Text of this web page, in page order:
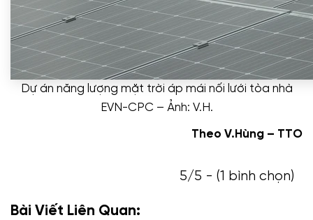
Dự án năng lượng mặt trời áp mái nối lưới tòa nhà
EVN-CPC – Ảnh: V.H.
Theo V.Hùng – TTO
5/5 - (1 bình chọn)
Bài Viết Liên Quan: